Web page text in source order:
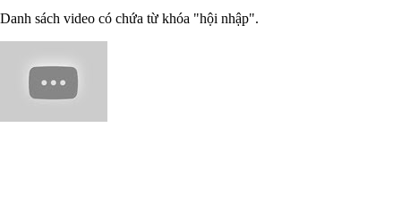
Danh sách video có chứa từ khóa "hội nhập".